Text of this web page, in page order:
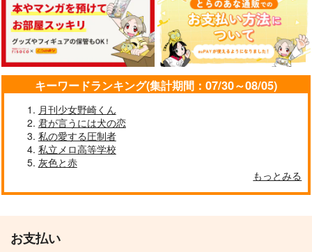
SASARADIO
moon arbor
990円（税込）
白膠木簓×躑躅森盧笙
サンプル
作品詳細
水底でも輝く
HEK
944円（税込）
碧棺左馬刻×白膠木簓
サンプル
グッドダイアログ
overflow
629円（税込）
碧棺左馬刻×白膠木簓
サンプル
20mの長靴
専売 629円（税込）
ヒプノシスマイク
碧棺左馬刻×白膠木簓
西狭間
専売 1,100円（税込）
ひだまりかのじょ
秋の月夜と白木蓮
専売 1,320円（税込）
キーワードランキング(集計期間：07/30～08/05)
月刊少女野崎くん
君が言うには犬の恋
私の愛する圧制者
私立メロ高等学校
灰色と赤
もっとみる
お支払い